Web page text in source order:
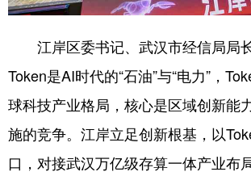
江岸区委书记、武汉市经信局局
Token是AI时代的“石油”与“电力”，
球科技产业格局，核心是区域创新能
施的竞争。江岸立足创新根基，以
口，对接武汉万亿级存算一体产业布